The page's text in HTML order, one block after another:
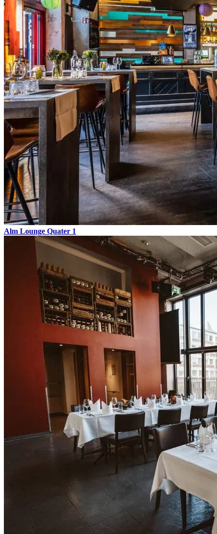
Alm Lounge Quater 1